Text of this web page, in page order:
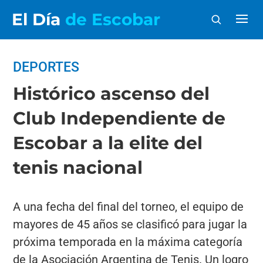
El Día de Escobar
DEPORTES
Histórico ascenso del
Club Independiente de
Escobar a la elite del
tenis nacional
A una fecha del final del torneo, el equipo de
mayores de 45 años se clasificó para jugar la
próxima temporada en la máxima categoría
de la Asociación Argentina de Tenis. Un logro